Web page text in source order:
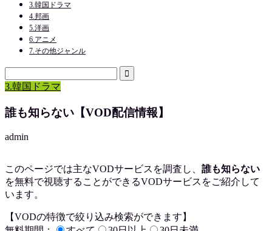
3.韓国ドラマ
4.邦画
5.洋画
6.アニメ
7.その他ジャンル
3.韓国ドラマ
誰も知らない【VOD配信情報】
admin
このページでは主なVODサービスを調査し、 誰も知らない
を無料で視聴することができるVODサービスをご紹介して
います。
【VODの特徴で絞り込み検索ができます】